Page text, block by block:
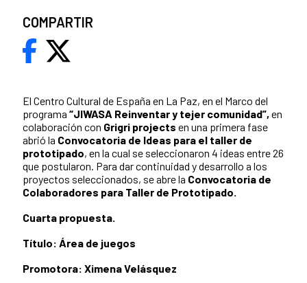
El Centro Cultural de España en La Paz, en el Marco del
programa “JIWASA Reinventar y tejer comunidad”, en
colaboración con Grigri projects en una primera fase
abrió la Convocatoria de Ideas para el taller de
prototipado, en la cual se seleccionaron 4 ideas entre 26
que postularon. Para dar continuidad y desarrollo a los
proyectos seleccionados, se abre la Convocatoria de
Colaboradores para Taller de Prototipado.
Cuarta propuesta.
Título: Área de juegos
Promotora: Ximena Velásquez
COMPARTIR